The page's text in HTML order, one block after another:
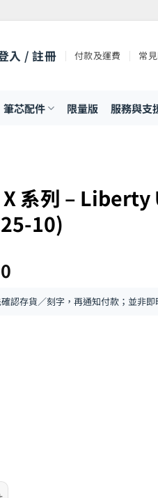
入 / 註冊 付款及運費 常
筆芯配件 限量版 服務與支
系列 –
10)
認存貨／刻字，再通知付款；並非即
- Liberty United 特別版 碳黑走